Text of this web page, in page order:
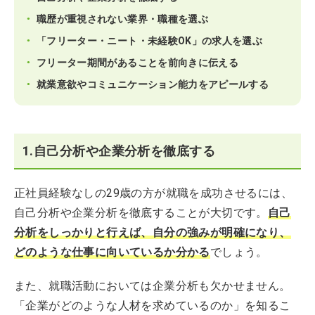
職歴が重視されない業界・職種を選ぶ
「フリーター・ニート・未経験OK」の求人を選ぶ
フリーター期間があることを前向きに伝える
就業意欲やコミュニケーション能力をアピールする
1.自己分析や企業分析を徹底する
正社員経験なしの29歳の方が就職を成功させるには、
自己分析や企業分析を徹底することが大切です。
自己
分析をしっかりと行えば、自分の強みが明確になり、
どのような仕事に向いているか分かるでしょう。
また、就職活動においては企業分析も欠かせません。
「企業がどのような人材を求めているのか」を知るこ